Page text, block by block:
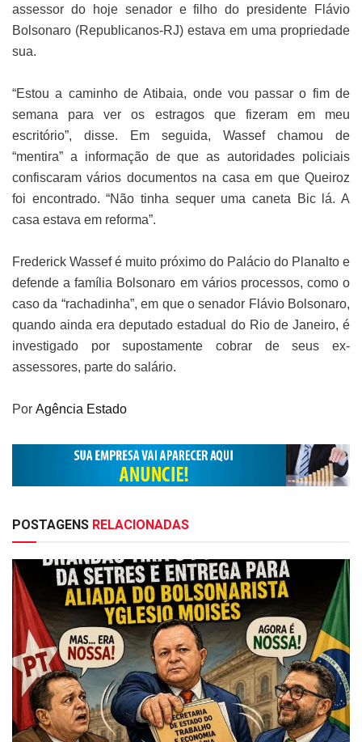
assessor do hoje senador e filho do presidente Flávio
Bolsonaro (Republicanos-RJ) estava em uma propriedade
sua.
“Estou a caminho de Atibaia, onde vou passar o fim de
semana para ver os estragos que fizeram em meu
escritório”, disse. Em seguida, Wassef chamou de
“mentira” a informação de que as autoridades policiais
confiscaram vários documentos na casa em que Queiroz
foi encontrado. “Não tinha sequer uma caneta Bic lá. A
casa estava em reforma”.
Frederick Wassef é muito próximo do Palácio do Planalto e
defende a família Bolsonaro em vários processos, como o
caso da “rachadinha”, em que o senador Flávio Bolsonaro,
quando ainda era deputado estadual do Rio de Janeiro, é
investigado por supostamente cobrar de seus ex-
assessores, parte do salário.
Por Agência Estado
POSTAGENS RELACIONADAS